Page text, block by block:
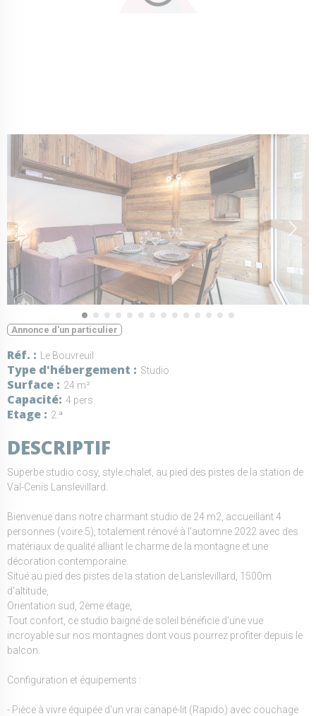
Annonce d'un particulier
Réf. Le Bouvreuil
Type d'hébergement Studio
Surface 24 m²
Capacité 4 pers.
Etage 2.ª
DESCRIPTIF
Superbe studio cosy, style chalet, au pied des pistes de la station de
Val-Cenis Lanslevillard.
Bienvenue dans notre charmant studio de 24 m2, accueillant 4
personnes (voire 5), totalement rénové à l’automne 2022 avec des
matériaux de qualité alliant le charme de la montagne et une
décoration contemporaine.
Situé au pied des pistes de la station de Lanslevillard, 1500m
d'altitude,
Orientation sud, 2ème étage,
Tout confort, ce studio baigné de soleil bénéficie d’une vue
incroyable sur nos montagnes dont vous pourrez profiter depuis le
balcon.
Configuration et équipements :
- Pièce à vivre équipée d'un vrai canapé-lit (Rapido) avec couchage